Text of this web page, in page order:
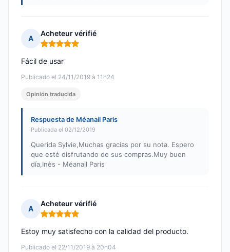
A
Acheteur vérifié
Nota: 5 de 5
Publicado el 24/11/2019 à 11h24
Fácil de usar
Opinión traducida
Respuesta de Méanail Paris
Publicada el 02/12/2019
Querida Sylvie,Muchas gracias por su nota. Espero
que esté disfrutando de sus compras.Muy buen
día,Inès - Méanail Paris
A
Acheteur vérifié
Nota: 5 de 5
Publicado el 22/11/2019 à 20h04
Estoy muy satisfecho con la calidad del producto.